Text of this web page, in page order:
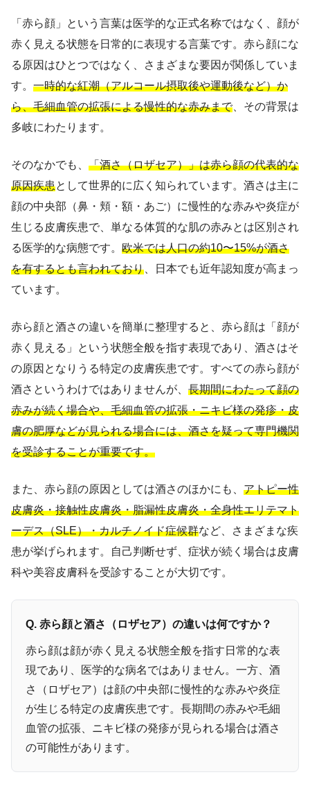
「赤ら顔」という言葉は医学的な正式名称ではなく、顔が
赤く見える状態を日常的に表現する言葉です。赤ら顔にな
る原因はひとつではなく、さまざまな要因が関係していま
す。 一時的な紅潮（アルコール摂取後や運動後など）か
ら、毛細血管の拡張による慢性的な赤みまで 、その背景は
多岐にわたります。
そのなかでも、 「酒さ（ロザセア）」は赤ら顔の代表的な
原因疾患として世界的に広く知られています。酒さは主に
顔の中央部（鼻・頬・額・あご）に慢性的な赤みや炎症が
生じる皮膚疾患で、単なる体質的な肌の赤みとは区別され
る医学的な病態です。 欧米では人口の約10〜15%が酒さ
を有するとも言われており 、日本でも近年認知度が高まっ
ています。
赤ら顔と酒さの違いを簡単に整理すると、赤ら顔は「顔が
赤く見える」という状態全般を指す表現であり、酒さはそ
の原因となりうる特定の皮膚疾患です。すべての赤ら顔が
酒さというわけではありませんが、 長期間にわたって顔の
赤みが続く場合や、毛細血管の拡張・ニキビ様の発疹・皮
膚の肥厚などが見られる場合には、酒さを疑って専門機関
を受診することが重要です。
また、赤ら顔の原因としては酒さのほかにも、 アトピー性
皮膚炎・接触性皮膚炎・脂漏性皮膚炎・全身性エリテマト
ーデス（SLE）・カルチノイド症候群など、さまざまな疾
患が挙げられます。自己判断せず、症状が続く場合は皮膚
科や美容皮膚科を受診することが大切です。
Q. 赤ら顔と酒さ（ロザセア）の違いは何ですか？
赤ら顔は顔が赤く見える状態全般を指す日常的な表
現であり、医学的な病名ではありません。一方、酒
さ（ロザセア）は顔の中央部に慢性的な赤みや炎症
が生じる特定の皮膚疾患です。長期間の赤みや毛細
血管の拡張、ニキビ様の発疹が見られる場合は酒さ
の可能性があります。